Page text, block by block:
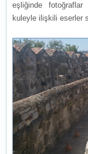
eşliğinde
kuleyle ilişkili eserler